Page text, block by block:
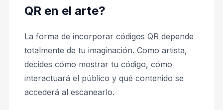
QR en el arte?
La forma de incorporar códigos QR depende
totalmente de tu imaginación. Como artista,
decides cómo mostrar tu código, cómo
interactuará el público y qué contenido se
accederá al escanearlo.